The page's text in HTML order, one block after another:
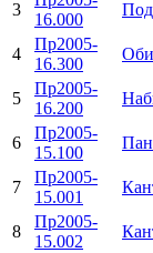
3
16.000
4
Пр2005-
16.300
5
Пр2005-
16.200
6
Пр2005-
15.100
7
Пр2005-
15.001
8
Пр2005-
15.002